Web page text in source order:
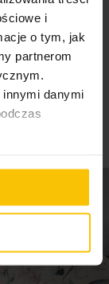
i
o tym, jak
partnerom
danymi